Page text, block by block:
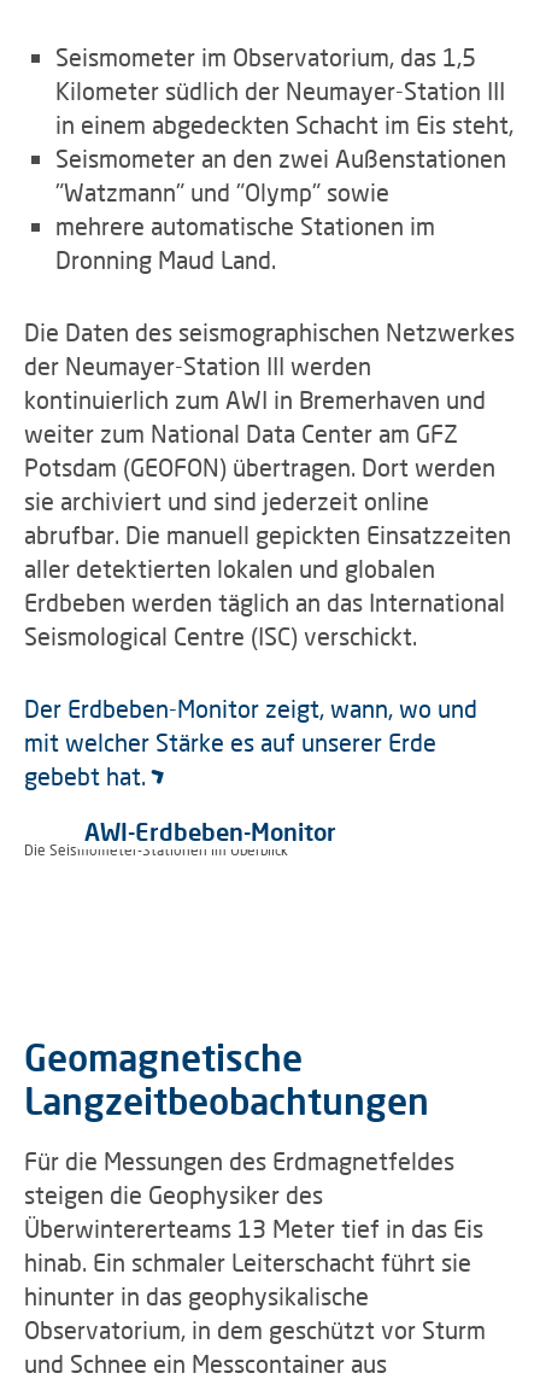
Seismometer im Observatorium, das 1,5
Kilometer südlich der Neumayer-Station III
in einem abgedeckten Schacht im Eis steht,
Seismometer an den zwei Außenstationen
"Watzmann" und "Olymp" sowie
mehrere automatische Stationen im
Dronning Maud Land.
Die Daten des seismographischen Netzwerkes
der Neumayer-Station III werden
kontinuierlich zum AWI in Bremerhaven und
weiter zum National Data Center am GFZ
Potsdam (GEOFON) übertragen. Dort werden
sie archiviert und sind jederzeit online
abrufbar. Die manuell gepickten Einsatzzeiten
aller detektierten lokalen und globalen
Erdbeben werden täglich an das International
Seismological Centre (ISC) verschickt.
Der Erdbeben-Monitor zeigt, wann, wo und
mit welcher Stärke es auf unserer Erde
gebebt hat.
Die Seismometer-Stationen im Überblick
AWI-Erdbeben-Monitor
Geomagnetische
Langzeitbeobachtungen
Für die Messungen des Erdmagnetfeldes
steigen die Geophysiker des
Überwintererteams 13 Meter tief in das Eis
hinab. Ein schmaler Leiterschacht führt sie
hinunter in das geophysikalische
Observatorium, in dem geschützt vor Sturm
und Schnee ein Messcontainer aus